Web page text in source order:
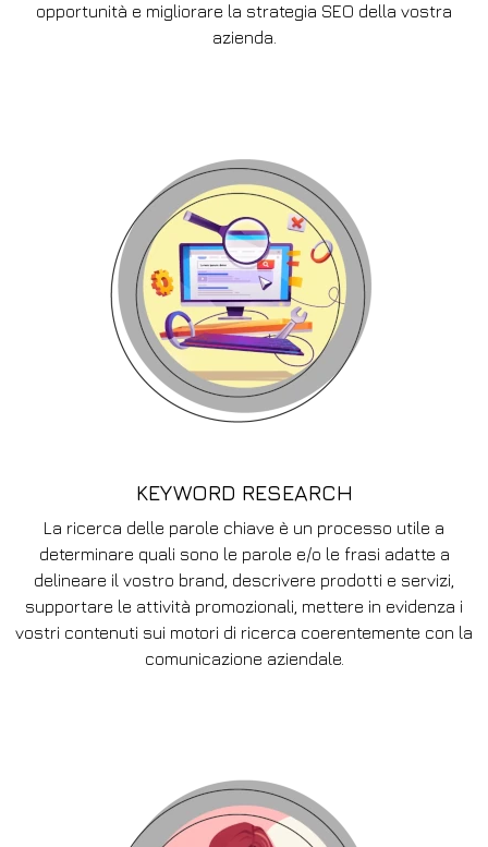
opportunità e migliorare la strategia SEO della vostra
azienda.
KEYWORD RESEARCH
La ricerca delle parole chiave è un processo utile a
determinare quali sono le parole e/o le frasi adatte a
delineare il vostro brand, descrivere prodotti e servizi,
supportare le attività promozionali, mettere in evidenza i
vostri contenuti sui motori di ricerca coerentemente con la
comunicazione aziendale.